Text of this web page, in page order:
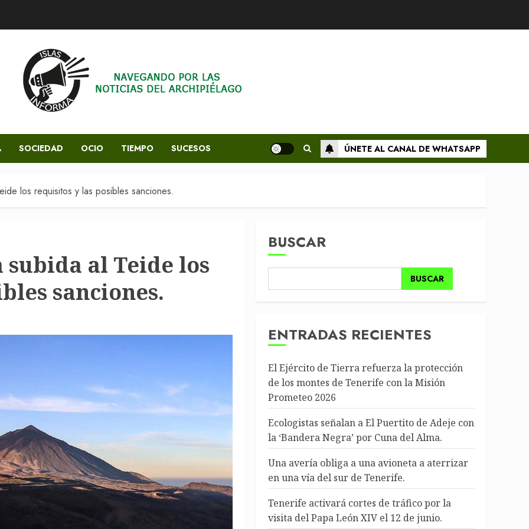
SOCIEDAD OCIO TIEMPO SUCESOS ÚNETE AL CANAL DE WHATSAPP
los requisitos y las posibles sanciones.
al Teide los
sanciones.
BUSCAR
BUSCAR
ENTRADAS RECIENTES
El Ejército de Tierra refuerza la protección
de los montes de Tenerife con la Misión
Prometeo 2026
Ecologistas señalan a El Puertito de Adeje con
la ‘Bandera Negra’ por Cuna del Alma.
Una avería obliga a una avioneta a aterrizar
en una vía del sur de Tenerife.
Tenerife activará cortes de tráfico por la
visita del Papa León XIV el 12 de junio.